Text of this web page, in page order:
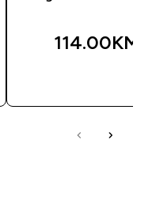
114.00KM‎